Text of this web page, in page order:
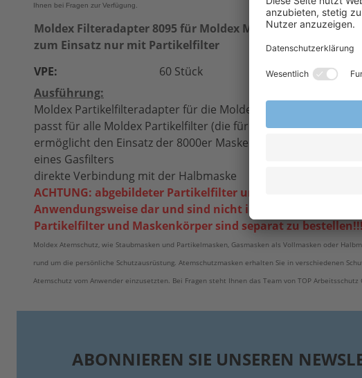
Ihnen bei Fragen zur Verfügung.
Moldex Filteradapter 8095 für Moldex Masken der Serie 8000
zum Einsatz nur mit Partikelfilter
VPE:
60 Stück
Ausführung:
Moldex Partikelfilteradapter für die Moldex Masken der Serie
passt für alle Moldex Partikelfilter (die für die Serie 8000
ermöglicht den Einsatz der 8000er Maske als reine
eines Gasfilters
direkte Verbindung mit der Halbmaske
ACHTUNG: abgebildeter Partikelfilter und abgebildete
Anwendungsweise dar und sind nicht im Lieferumfang
Partikelfilter und Maskenkörper sind separat zu bestellen!!!
Moldex Atemschutz, wie Staubmasken und Partikelmasken, Gasmasken als Vollmasken oder
rund um die persönliche Schutzausrüstung. Atemschutzmasken erhalten Sie in verschiedenen
Atemschutz vom Anwender einzusetzten. Bei Fragen steht Ihnen das Team von TOP Arbeitsschutz
ABONNIEREN SIE UNSEREN